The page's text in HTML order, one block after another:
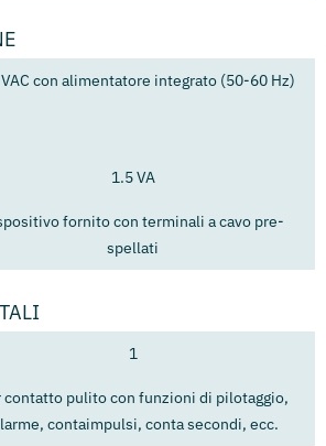
con alimentatore integrato (50-60 Hz)
1.5 VA
fornito con terminali a cavo pre-
spellati
1
contatto pulito con funzioni di pilotaggio,
contaimpulsi, conta secondi, ecc.